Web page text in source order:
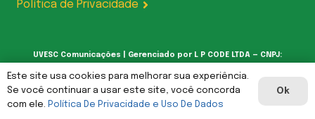
Política de Privacidade
UVESC Comunicações | Gerenciado por L P CODE LTDA — CNPJ:
62.387.377/0001-00
Este site usa cookies para melhorar sua experiência.
Se você continuar a usar este site, você concorda
com ele. Política De Privacidade e Uso De Dados
Ok